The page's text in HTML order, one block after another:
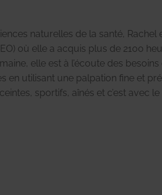
naturelles de la santé,
où elle a acquis plus de 2100
elle est à l’écoute des
en utilisant une palpation fine et
sportifs, aînés et c’est avec